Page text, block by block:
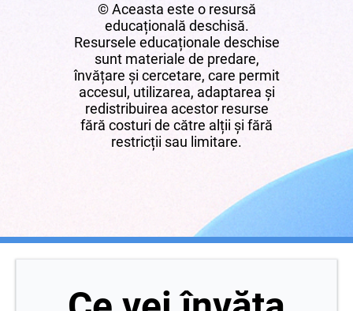
© Aceasta este o resursă
educațională deschisă.
Resursele educaționale deschise
sunt materiale de predare,
învățare și cercetare, care permit
accesul, utilizarea, adaptarea și
redistribuirea acestor resurse
fără costuri de către alții și fără
restricții sau limitare.